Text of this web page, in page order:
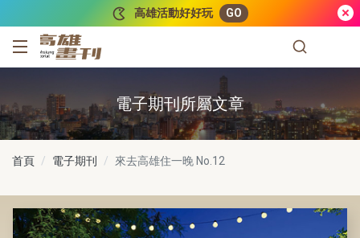
高雄活動好好玩 GO
高雄畫刊
電子期刊所屬文章
首頁 電子期刊 來去高雄住一晚No.12